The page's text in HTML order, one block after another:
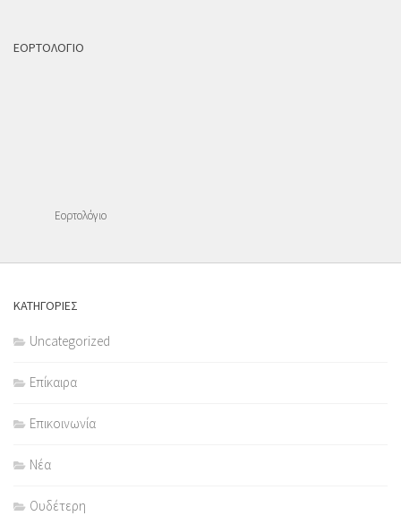
ΕΟΡΤΟΛΟΓΙΟ
Εορτολόγιο
ΚΑΤΗΓΟΡΙΕΣ
Uncategorized
Επίκαιρα
Επικοινωνία
Νέα
Ουδέτερη